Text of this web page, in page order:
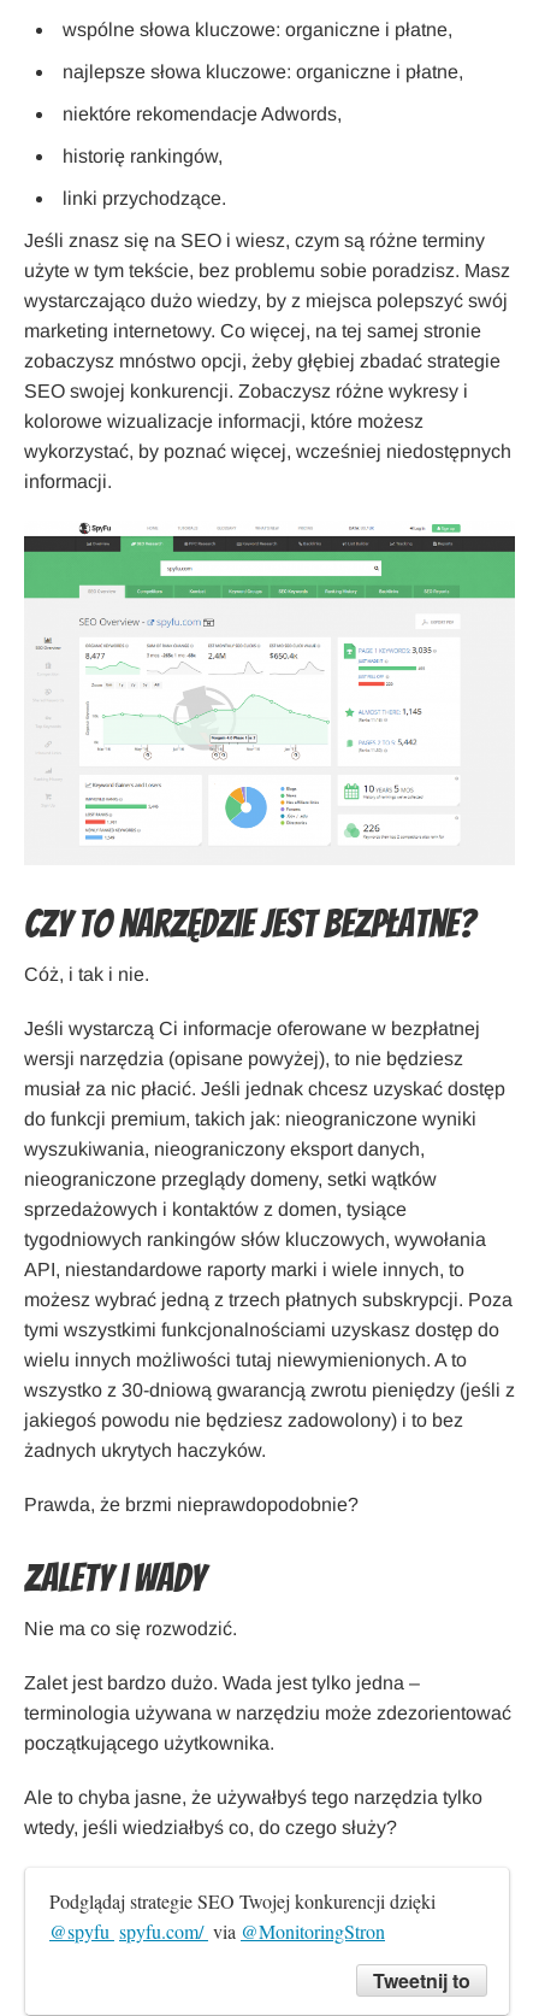
wspólne słowa kluczowe: organiczne i płatne,
najlepsze słowa kluczowe: organiczne i płatne,
niektóre rekomendacje Adwords,
historię rankingów,
linki przychodzące.
Jeśli znasz się na SEO i wiesz, czym są różne terminy
użyte w tym tekście, bez problemu sobie poradzisz. Masz
wystarczająco dużo wiedzy, by z miejsca polepszyć swój
marketing internetowy. Co więcej, na tej samej stronie
zobaczysz mnóstwo opcji, żeby głębiej zbadać strategie
SEO swojej konkurencji. Zobaczysz różne wykresy i
kolorowe wizualizacje informacji, które możesz
wykorzystać, by poznać więcej, wcześniej niedostępnych
informacji.
Czy to narzędzie jest bezpłatne?
Cóż, i tak i nie.
Jeśli wystarczą Ci informacje oferowane w bezpłatnej
wersji narzędzia (opisane powyżej), to nie będziesz
musiał za nic płacić. Jeśli jednak chcesz uzyskać dostęp
do funkcji premium, takich jak: nieograniczone wyniki
wyszukiwania, nieograniczony eksport danych,
nieograniczone przeglądy domeny, setki wątków
sprzedażowych i kontaktów z domen, tysiące
tygodniowych rankingów słów kluczowych, wywołania
API, niestandardowe raporty marki i wiele innych, to
możesz wybrać jedną z trzech płatnych subskrypcji. Poza
tymi wszystkimi funkcjonalnościami uzyskasz dostęp do
wielu innych możliwości tutaj niewymienionych. A to
wszystko z 30-dniową gwarancją zwrotu pieniędzy (jeśli z
jakiegoś powodu nie będziesz zadowolony) i to bez
żadnych ukrytych haczyków.
Prawda, że brzmi nieprawdopodobnie?
Zalety i wady
Nie ma co się rozwodzić.
Zalet jest bardzo dużo. Wada jest tylko jedna –
terminologia używana w narzędziu może zdezorientować
początkującego użytkownika.
Ale to chyba jasne, że używałbyś tego narzędzia tylko
wtedy, jeśli wiedziałbyś co, do czego służy?
@spyfu spyfu.com/ via @MonitoringStron
Tweetnij to